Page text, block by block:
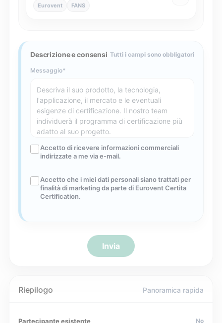
Eurovent FANS
Descrizione e consensi Tutti i campi sono obbligatori
Messaggio
Accetto di ricevere informazioni commerciali
indirizzate a me via e-mail.
Accetto che i miei dati personali siano trattati per
finalità di marketing da parte di Eurovent Certita
Certification.
Invia
Riepilogo Panoramica rapida
Partecipante esistente No